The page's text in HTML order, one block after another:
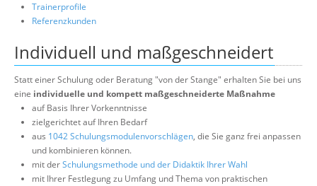
Trainerprofile
Referenzkunden
Individuell und maßgeschneidert
Statt einer Schulung oder Beratung "von der Stange" erhalten Sie bei uns
eine individuelle und kompett maßgeschneiderte Maßnahme
auf Basis Ihrer Vorkenntnisse
zielgerichtet auf Ihren Bedarf
aus 1042 Schulungsmodulenvorschlägen, die Sie ganz frei anpassen
und kombinieren können.
mit derSchulungsmethode und der Didaktik Ihrer Wahl
mit Ihrer Festlegung zu Umfang und Thema von praktischen